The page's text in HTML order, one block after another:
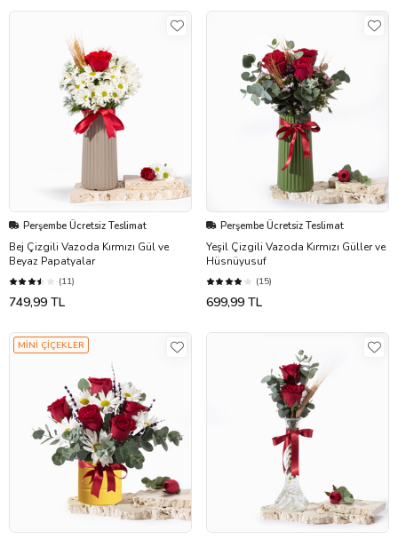
Perşembe Ücretsiz Teslimat
Bej Çizgili Vazoda Kırmızı Gül ve
Beyaz Papatyalar
(11)
749,99 TL
Perşembe Ücretsiz Teslimat
Yeşil Çizgili Vazoda Kırmızı Güller ve
Hüsnüyusuf
(15)
699,99 TL
MİNİ ÇİÇEKLER